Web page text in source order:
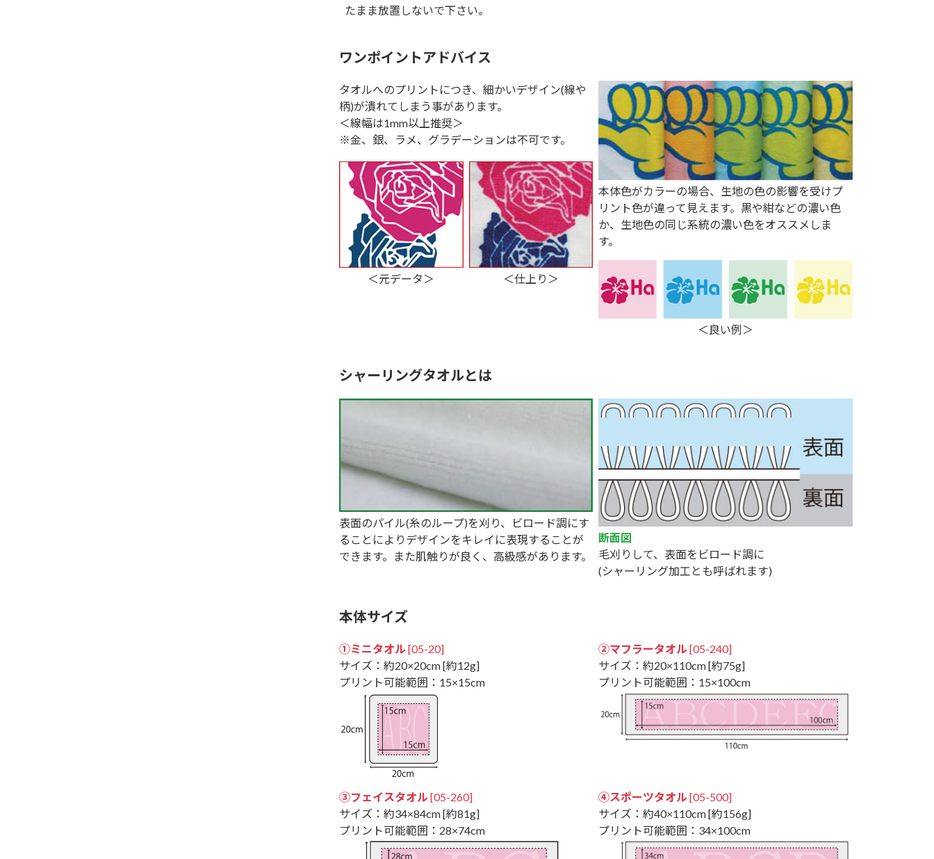
たまま放置しないで下さい。
ワンポイントアドバイス
タオルへのプリントにつき、細かいデザイン(線や
柄)が潰れてしまう事があります。
＜線幅は1mm以上推奨＞
※金、銀、ラメ、グラデーションは不可です。
＜元データ＞ ＜仕上り＞
本体色がカラーの場合、生地の色の影響を受けプ
リント色が違って見えます。黒や紺などの濃い色
か、生地色の同じ系統の濃い色をオススメしま
す。
＜良い例＞
シャーリングタオルとは
表面のパイル(糸のループ)を刈り、ビロード調にす
ることによりデザインをキレイに表現することが
できます。また肌触りが良く、高級感があります。
断面図
毛刈りして、表面をビロード調に
(シャーリング加工とも呼ばれます)
本体サイズ
①ミニタオル [05-20]
サイズ：約20×20cm [約12g]
プリント可能範囲：15×15cm
②マフラータオル [05-240]
サイズ：約20×110cm [約75g]
プリント可能範囲：15×100cm
③フェイスタオル [05-260]
サイズ：約34×84cm [約81g]
プリント可能範囲：28×74cm
④スポーツタオル [05-500]
サイズ：約40×110cm [約156g]
プリント可能範囲：34×100cm